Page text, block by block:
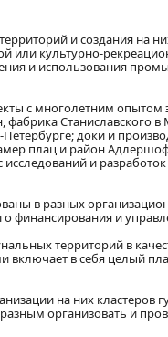
и создания на
или культурно-
и использования
с многолетним опытом
Станиславского
доки и
плац и район
и
в разных
финансирования и
территорий в
включает в себя целый
на них кластеров
организовать и